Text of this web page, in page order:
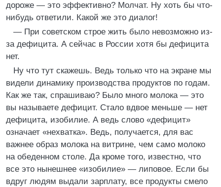
дороже — это эффективно? Молчат. Ну хоть бы что-
нибудь ответили. Какой же это диалог!
— При советском строе жить было невозможно из-
за дефицита. А сейчас в России хотя бы дефицита
нет.
Ну что тут скажешь. Ведь только что на экране мы
видели динамику производства продуктов по годам.
Как же так, спрашиваю? Было много молока — это
вы называете дефицит. Стало вдвое меньше — нет
дефицита, изобилие. А ведь слово «дефицит»
означает «нехватка». Ведь, получается, для вас
важнее образ молока на витрине, чем само молоко
на обеденном столе. Да кроме того, известно, что
все это нынешнее «изобилие» — липовое. Если бы
вдруг людям выдали зарплату, все продукты смело